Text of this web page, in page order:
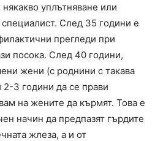
уплътняване или
След 35 години е
прегледи при
посока. След 40 години,
жени (с роднини с такава
2-3 години да се прави
на жените да кърмят. Това е
начин да предпазят гърдите
жлеза, а и от